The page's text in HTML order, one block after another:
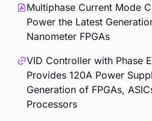
Multiphase Current Mode
Power the Latest
Nanometer FPGAs
VID Controller with Phase
Provides 120A Power
Generation of FPGAs,
Processors